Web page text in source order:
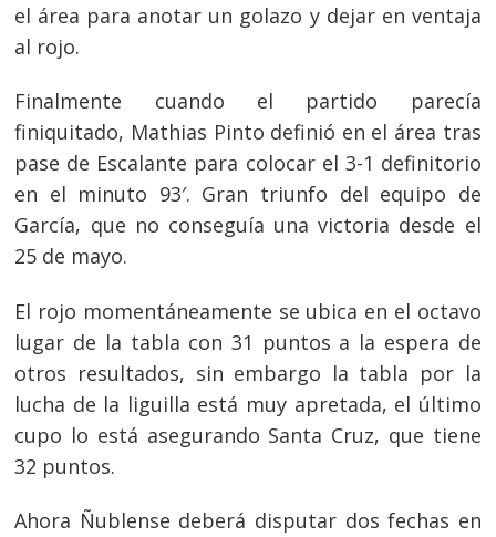
el área para anotar un golazo y dejar en ventaja
al rojo.
Finalmente cuando el partido parecía
finiquitado, Mathias Pinto definió en el área tras
pase de Escalante para colocar el 3-1 definitorio
en el minuto 93′. Gran triunfo del equipo de
García, que no conseguía una victoria desde el
25 de mayo.
El rojo momentáneamente se ubica en el octavo
lugar de la tabla con 31 puntos a la espera de
otros resultados, sin embargo la tabla por la
lucha de la liguilla está muy apretada, el último
cupo lo está asegurando Santa Cruz, que tiene
32 puntos.
Ahora Ñublense deberá disputar dos fechas en
Navegación
de
entradas